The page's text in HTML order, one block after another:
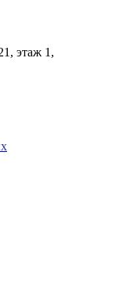
этаж 1,